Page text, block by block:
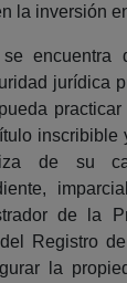
la inversión
encuentra
jurídica
practicar
inscribible
de su
de la
Registro
la